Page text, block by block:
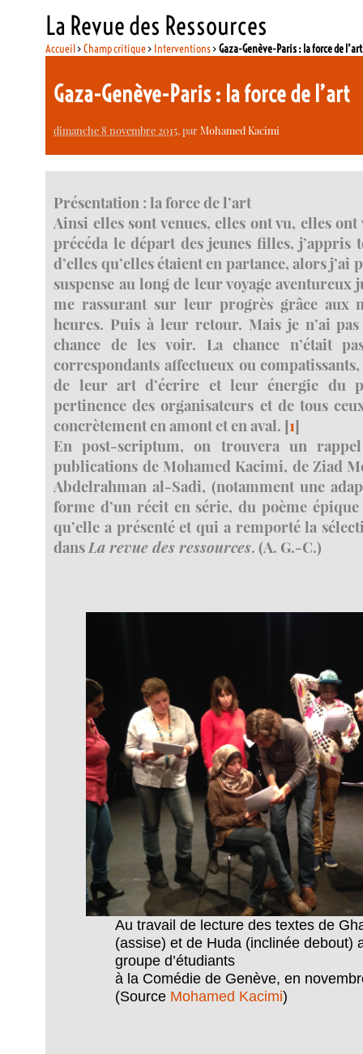
La Revue des Ressources
Accueil>Champ critique> Interventions>Gaza-Genève-Paris : la force de l’art
Gaza-Genève-Paris : la force de l’art
dimanche 8 novembre 2015, parMohamed Kacimi
Présentation : la force de l’art
Ainsi elles sont venues, elles ont vu, elles
précéda le départ des jeunes filles, j’appris
d’elles qu’elles étaient en partance, alors j’ai
suspense au long de leur voyage aventureux
me rassurant sur leur progrès grâce aux
heures. Puis à leur retour. Mais je n’ai
chance de les voir. La chance n’était
correspondants affectueux ou
de leur art d’écrire et leur énergie du
pertinence des organisateurs et de tous
concrètement en amont et en aval. [1]
En post-scriptum, on trouvera un
publications de Mohamed Kacimi, de Ziad
Abdelrahman al-Sadi, (notamment une
forme d’un récit en série, du poème
qu’elle a présenté et qui a remporté la
dans La revue des ressources. (A. G.-C.)
Au travail de lecture des textes de
(assise) et de Huda (inclinée debout)
groupe d’étudiants
à la Comédie de Genève, en
(Source Mohamed Kacimi)